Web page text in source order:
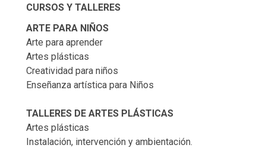
CURSOS Y TALLERES
ARTE PARA NIÑOS
Arte para aprender
Artes plásticas
Creatividad para niños
Enseñanza artística para Niños
TALLERES DE ARTES PLÁSTICAS
Artes plásticas
Instalación, intervención y ambientación.